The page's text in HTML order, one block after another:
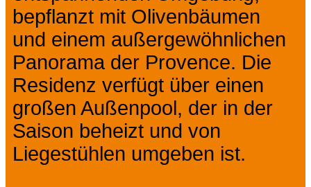
bepflanzt mit Olivenbäumen
und einem außergewöhnlichen
Panorama der Provence. Die
Residenz verfügt über einen
großen Außenpool, der in der
Saison beheizt und von
Liegestühlen umgeben ist.